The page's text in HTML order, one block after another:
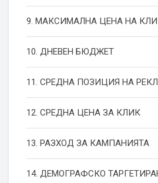
9. МАКСИМАЛНА ЦЕНА НА
10. ДНЕВЕН БЮДЖЕТ
11. СРЕДНА ПОЗИЦИЯ НА
12. СРЕДНА ЦЕНА ЗА КЛИК
13. РАЗХОД ЗА КАМПАНИЯТА
14. ДЕМОГРАФСКО